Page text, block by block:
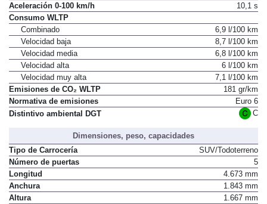
Aceleración 0-100 km/h
10,1 s
Consumo WLTP
Combinado
6,9 l/100 km
Velocidad baja
8,7 l/100 km
Velocidad media
6,8 l/100 km
Velocidad alta
6 l/100 km
Velocidad muy alta
7,1 l/100 km
Emisiones de CO₂ WLTP
181 gr/km
Normativa de emisiones
Euro 6
Distintivo ambiental DGT
C
Dimensiones, peso, capacidades
Tipo de Carrocería
SUV/Todoterreno
Número de puertas
5
Longitud
4.673 mm
Anchura
1.843 mm
Altura
1.667 mm